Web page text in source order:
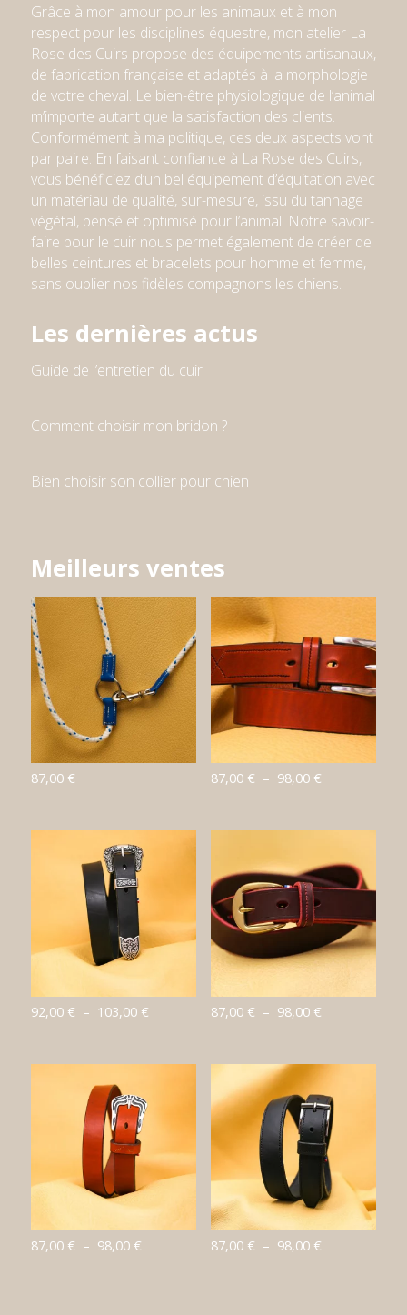
Grâce à mon amour pour les animaux et à mon
respect pour les disciplines équestre, mon atelier La
Rose des Cuirs propose des équipements artisanaux,
de fabrication française et adaptés à la morphologie
de votre cheval. Le bien-être physiologique de l’animal
m’importe autant que la satisfaction des clients.
Conformément à ma politique, ces deux aspects vont
par paire. En faisant confiance à La Rose des Cuirs,
vous bénéficiez d’un bel équipement d’équitation avec
un matériau de qualité, sur-mesure, issu du tannage
végétal, pensé et optimisé pour l’animal. Notre savoir-
faire pour le cuir nous permet également de créer de
belles ceintures et bracelets pour homme et femme,
sans oublier nos fidèles compagnons les chiens.
Les dernières actus
Guide de l’entretien du cuir
Comment choisir mon bridon ?
Bien choisir son collier pour chien
Meilleurs ventes
87,00 € 87,00 € – 98,00 €Plage
à
98,00 €
92,00 € – 103,00 €Plage
à
87,00 € – 98,00 €Plage
à
98,00 €
87,00 € – 98,00 €Plage
87,00 € – 98,00 €Plage